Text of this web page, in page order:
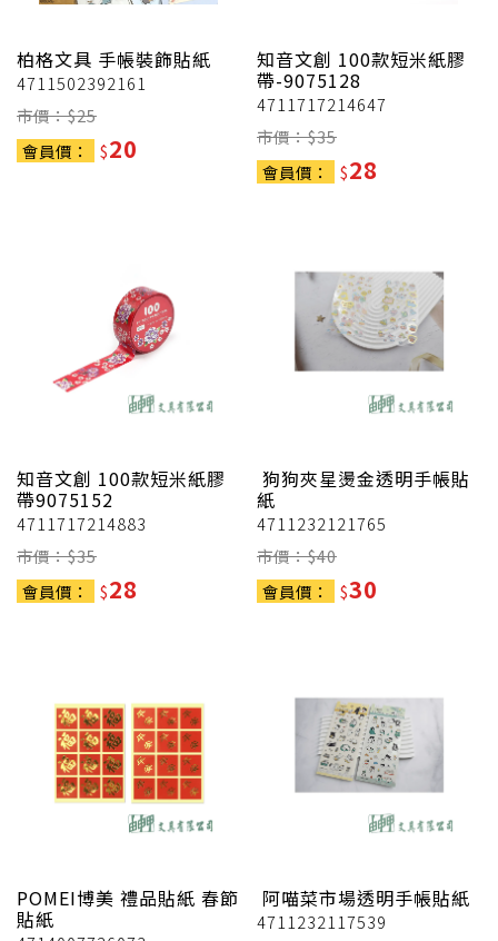
柏格文具 手帳裝飾貼紙
4711502392161
市價：$25
會員價：
$20
知音文創 100款短米紙膠
帶-9075128
4711717214647
市價：$35
會員價：
$28
知音文創 100款短米紙膠
帶9075152
4711717214883
市價：$35
會員價：
$28
狗狗夾星燙金透明手帳貼
紙
4711232121765
市價：$40
會員價：
$30
POMEI博美 禮品貼紙 春節
貼紙
阿喵菜市場透明手帳貼紙
4711232117539